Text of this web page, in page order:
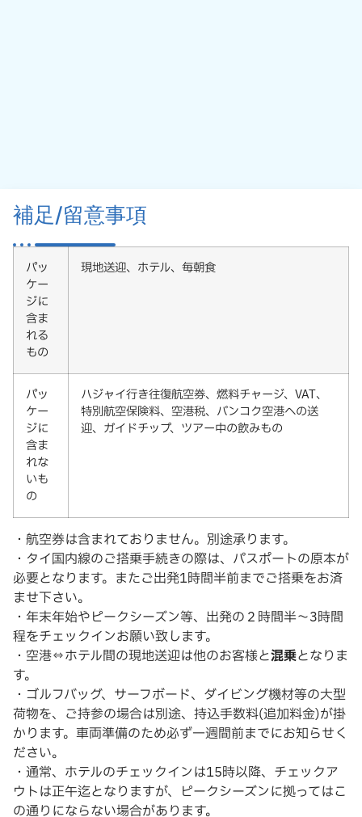
補足/留意事項
パッ
ケー
ジに
含ま
れる
もの
現地送迎、ホテル、毎朝食
パッ
ケー
ジに
含ま
れな
いも
の
ハジャイ行き往復航空券、燃料チャージ、VAT、
特別航空保険料、空港税、バンコク空港への送
迎、ガイドチップ、ツアー中の飲みもの
・航空券は含まれておりません。別途承ります。
・タイ国内線のご搭乗手続きの際は、パスポートの原本が
必要となります。またご出発1時間半前までご搭乗をお済
ませ下さい。
・年末年始やピークシーズン等、出発の２時間半～3時間
程をチェックインお願い致します。
・空港⇔ホテル間の現地送迎は他のお客様と混乗となりま
す。
・ゴルフバッグ、サーフボード、ダイビング機材等の大型
荷物を、ご持参の場合は別途、持込手数料(追加料金)が掛
かります。車両準備のため必ず一週間前までにお知らせく
ださい。
・通常、ホテルのチェックインは15時以降、チェックア
ウトは正午迄となりますが、ピークシーズンに拠ってはこ
の通りにならない場合があります。